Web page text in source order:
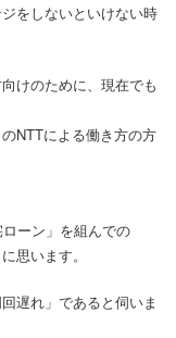
をしないといけない時
けのために、現在でも
NTTによる働き方の方
ーン」を組んでの
思います。
遅れ」であると伺いま